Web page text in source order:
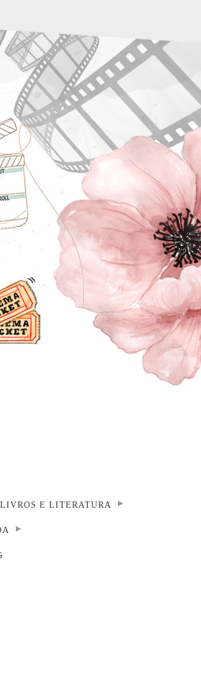
LIVROS E LITERATURA